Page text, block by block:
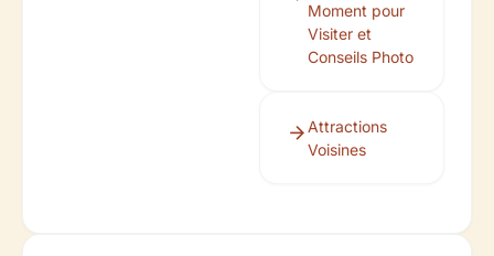
Moment pour
Visiter et
Conseils Photo
Attractions
Voisines